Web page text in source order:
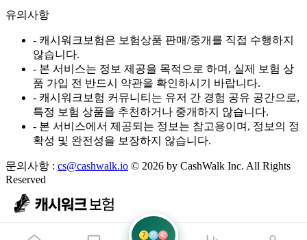
유의사항
- 캐시워크보험은 보험상품 판매/중개를 직접 수행하지
않습니다.
- 본 서비스는 정보 제공을 목적으로 하며, 실제 보험 상
품 가입 전 반드시 약관을 확인하시기 바랍니다.
- 캐시워크보험 커뮤니티는 유저 간 경험 공유 공간으로,
특정 보험 상품을 추천하거나 중개하지 않습니다.
- 본 서비스에서 제공되는 정보는 참고용이며, 정보의 정
확성 및 완전성을 보장하지 않습니다.
문의사항 : cs@cashwalk.io © 2026 by CashWalk Inc. All Rights
Reserved
7 21 42